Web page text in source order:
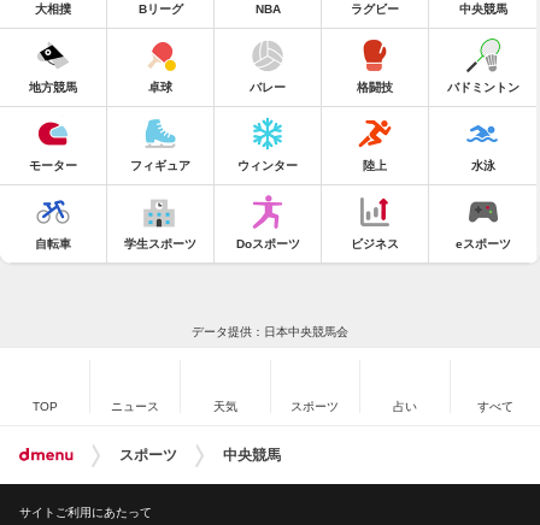
大相撲 Bリーグ NBA ラグビー 中央競馬
地方競馬 卓球 バレー 格闘技 バドミントン
モーター フィギュア ウィンター 陸上 水泳
自転車 学生スポーツ Doスポーツ ビジネス eスポーツ
データ提供：日本中央競馬会
TOP ニュース 天気 スポーツ 占い すべて
スポーツ 中央競馬
サイトご利用にあたって